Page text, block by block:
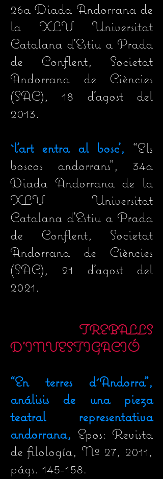
26a Diada Andorrana de
la XLV Universitat
Catalana d'Estiu a Prada
de Conflent, Societat
Andorrana de Ciències
(SAC), 18 d'agost del
2013.
`l'art entra al bosc', “Els
boscos andorrans", 34a
Diada Andorrana de la
XLV Universitat
Catalana d'Estiu a Prada
de Conflent, Societat
Andorrana de Ciències
(SAC), 21 d'agost del
2021.
TREBALLS
D'INVESTIGACIÓ
“En terres d´Andorra",
análisis de una pieza
teatral representativa
andorrana, Epos: Revista
de filología, Nº 27, 2011,
págs. 145-158.